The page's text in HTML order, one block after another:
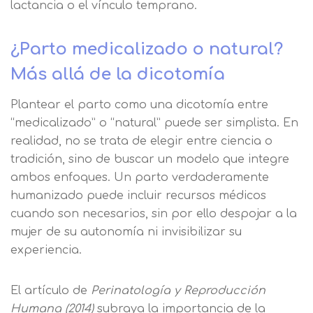
lactancia o el vínculo temprano.
¿Parto medicalizado o natural?
Más allá de la dicotomía
Plantear el parto como una dicotomía entre
“medicalizado” o “natural” puede ser simplista. En
realidad, no se trata de elegir entre ciencia o
tradición, sino de buscar un modelo que integre
ambos enfoques. Un parto verdaderamente
humanizado puede incluir recursos médicos
cuando son necesarios, sin por ello despojar a la
mujer de su autonomía ni invisibilizar su
experiencia.
El artículo de Perinatología y Reproducción
Humana (2014)subraya la importancia de la
Solicitar
información